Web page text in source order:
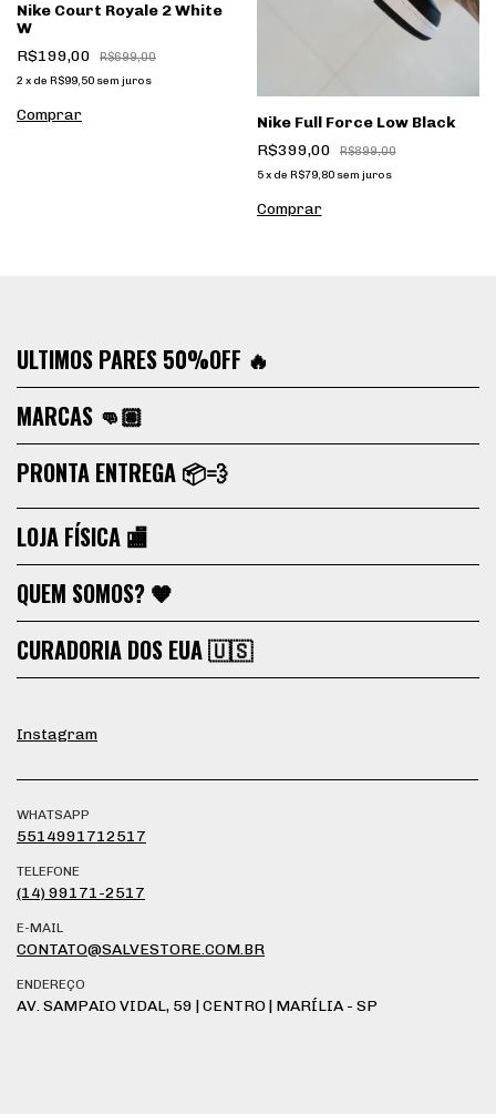
Nike Court Royale 2 White
W
R$199,00
R$699,00
2 x de R$99,50 sem juros
Comprar
Nike Full Force Low Black
R$399,00
R$899,00
5 x de R$79,80 sem juros
Comprar
ULTIMOS PARES 50%OFF 🔥
MARCAS 👊🏽
PRONTA ENTREGA 📦💨
LOJA FÍSICA 🏬
QUEM SOMOS? 🧡
CURADORIA DOS EUA 🇺🇸
Instagram
WHATSAPP
5514991712517
TELEFONE
(14) 99171-2517
E-MAIL
CONTATO@SALVESTORE.COM.BR
ENDEREÇO
AV. SAMPAIO VIDAL, 59 | CENTRO | MARÍLIA - SP